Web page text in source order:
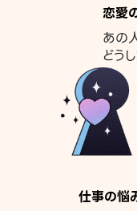
恋愛
あの
どう
仕事の悩